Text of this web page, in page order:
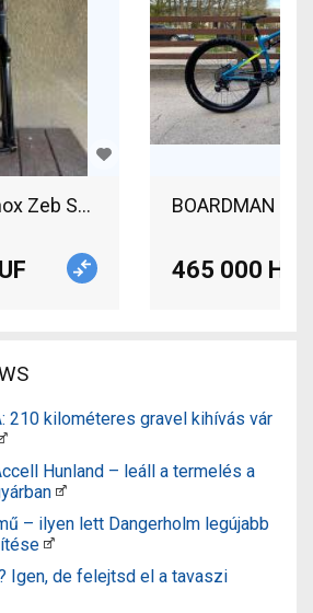
Zeb Select + 170mmBOARDMAN
465 000 HUF
210 kilométeres gravel kihívás vár
Hunland – leáll a termelés a
– ilyen lett Dangerholm legújabb
Igen, de felejtsd el a tavaszi